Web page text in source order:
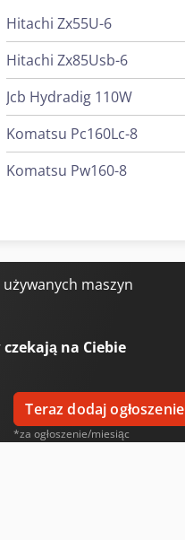
Hitachi Zx55U-6
Hitachi Zx85Usb-6
Jcb Hydradig 110W
Komatsu Pc160Lc-8
Komatsu Pw160-8
maszyn
czekają na Ciebie
Teraz dodaj ogłoszenie
*za ogłoszenie/miesiąc